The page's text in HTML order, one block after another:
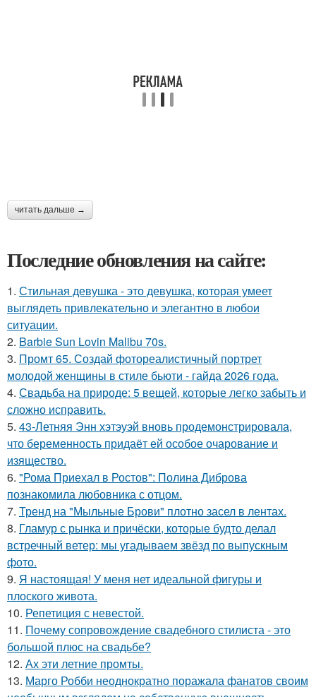
читать дальше →
Последние обновления на сайте:
1. Стильная девушка - это девушка, которая умеет
выглядеть привлекательно и элегантно в любои
ситуации.
2. Barbie Sun Lovin Malibu 70s.
3. Промт 65. Создай фотореалистичный портрет
молодой женщины в стиле бьюти - гайда 2026 года.
4. Свадьба на природе: 5 вещей, которые легко забыть и
сложно исправить.
5. 43-Летняя Энн хэтэуэй вновь продемонстрировала,
что беременность придаёт ей особое очарование и
изящество.
6. "Рома Приехал в Ростов": Полина Диброва
познакомила любовника с отцом.
7. Тренд на "Мыльные Брови" плотно засел в лентах.
8. Гламур с рынка и причёски, которые будто делал
встречный ветер: мы угадываем звёзд по выпускным
фото.
9. Я настоящая! У меня нет идеальной фигуры и
плоского живота.
10. Репетиция с невестой.
11. Почему сопровождение свадебного стилиста - это
большой плюс на свадьбе?
12. Ах эти летние промты.
13. Марго Робби неоднократно поражала фанатов своим